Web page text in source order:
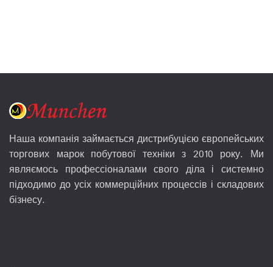
Наша компанія займається дистрибуцією європейських
торгових марок побутової техніки з 2010 року. Ми
являємось профессіоналами свого діла і системно
підходимо до усіх коммерційних процессів і складових
бізнесу.